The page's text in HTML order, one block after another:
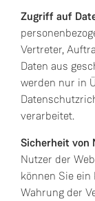
Zugriff auf
Vertreter,
Daten aus
werden nur in
verarbeitet.
Sicherheit von
Nutzer der
können Sie
Wahrung der